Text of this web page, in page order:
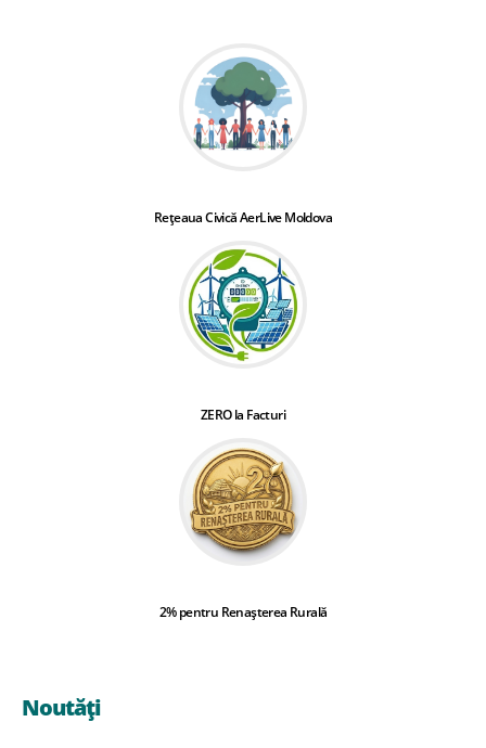
Rețeaua Civică AerLive Moldova
ZERO la Facturi
2% pentru Renașterea Rurală
Noutăți